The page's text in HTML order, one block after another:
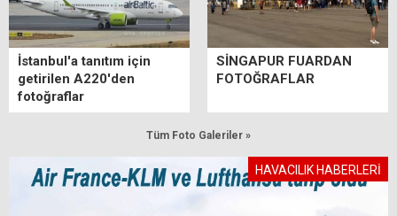
İstanbul'a tanıtım için
getirilen A220'den
fotoğraflar
SİNGAPUR FUARDAN
FOTOĞRAFLAR
Tüm Foto Galeriler »
HAVACILIK HABERLERİ